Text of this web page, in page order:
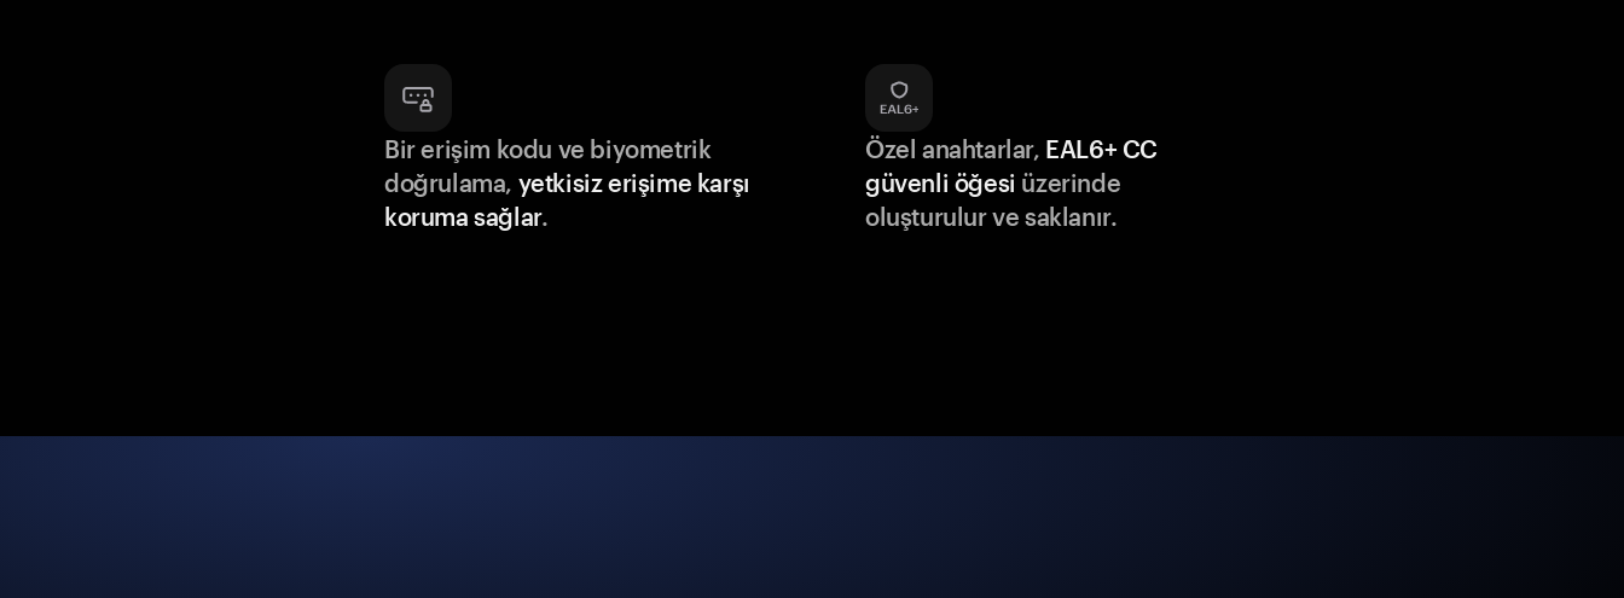
Bir erişim kodu ve biyometrik
doğrulama, yetkisiz erişime karşı
koruma sağlar.
Özel anahtarlar, EAL6+ CC
güvenli öğesi üzerinde
oluşturulur ve saklanır.